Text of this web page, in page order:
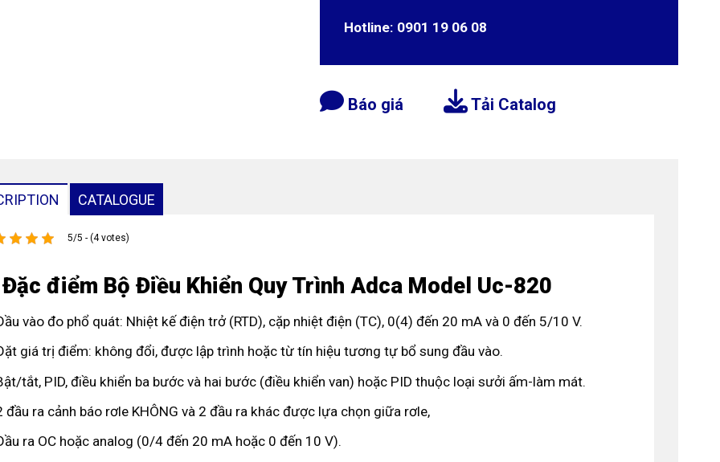
Hotline: 0901 19 06 08
Báo giá Tải Catalog
CATALOGUE
5/5 - (4 votes)
điểm Bộ Điều Khiển Quy Trình Adca Model Uc-820
vào đo phổ quát: Nhiệt kế điện trở (RTD), cặp nhiệt điện (TC), 0(4) đến 20 mA và 0 đến 5/10 V.
giá trị điểm: không đổi, được lập trình hoặc từ tín hiệu tương tự bổ sung đầu vào.
tắt, PID, điều khiển ba bước và hai bước (điều khiển van) hoặc PID thuộc loại sưởi ấm-làm mát.
đầu ra cảnh báo rơle KHÔNG và 2 đầu ra khác được lựa chọn giữa rơle,
ra OC hoặc analog (0/4 đến 20 mA hoặc 0 đến 10 V).